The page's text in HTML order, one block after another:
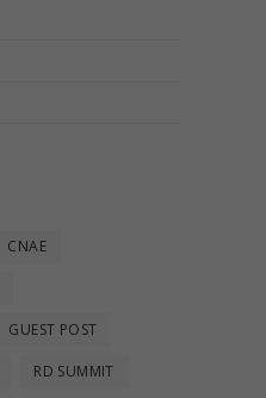
CNAE
GUEST POST
RD SUMMIT